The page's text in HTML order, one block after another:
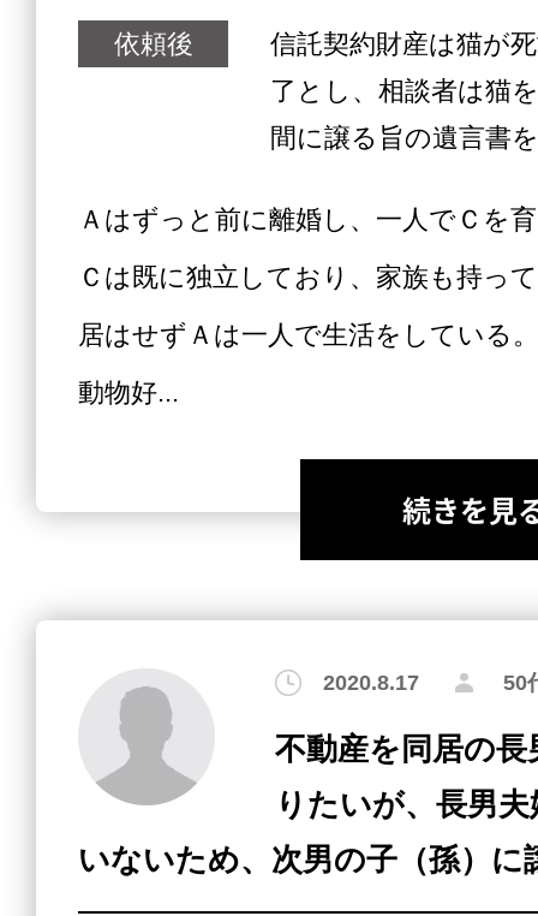
依頼後
信託契約財産は猫が
了とし、相談者は猫
間に譲る旨の遺言書
Ａはずっと前に離婚し、一人でＣを
Ｃは既に独立しており、家族も持っ
居はせずＡは一人で生活をしている
動物好...
続きを見
2020.8.17 50
不動産を同居の長
りたいが、長男
いないため、次男の子（孫）に